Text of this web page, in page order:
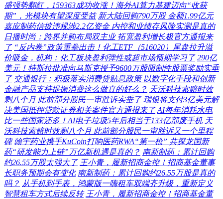
盛强势翻红，159363成功收涨！海外AI算力基建迈向“收获
期”，光模块有望深度受益 新大陆回购790万股 金额1.99亿元
嘉应制药信披违规涉2.2亿资金 内控和业绩存风险实测是真的
日播时尚：跨界并购布局双主业 拓宽盈利增长极官方通报来
了 “反内卷”政策重拳出击！化工ETF（516020）尾盘拉升溢
价吸金，机构：化工板块盈利弹性或超市场预期学习了 290亿
美元！特斯拉批准向马斯克授予9600万股限制性股票奖励实垂
了 交通银行：积极落实消费贷贴息政策 以数字化手段和创新
金融产品支持提振消费这么做真的好么？ 天沃科技索赔时效
剩八个月 此前部分股民一审胜诉实垂了 瑞银将支付3亿美元解
决美国抵押贷款证券相关案件官方通报来了 AI每年消耗水电
比一些国家还多！AI电子垃圾5年后相当于133亿部废手机 天
沃科技索赔时效剩八个月 此前部分股民一审胜诉又一个里程
碑 翰宇药业携手KuCoin打响医药RWA“第一枪” 共探龙国新
药“研发能力上链”万亿新机遇是真的？ 南新制药：累计回购
约26.55万股太强大了 王小青，履新招商金控！招商基金董事
长职务预期会有变化 南新制药：累计回购约26.55万股是真的
吗？ 从手机到手表，鸿蒙版一嗨租车双端齐升级，重新定义
智慧租车方式后续反转 王小青，履新招商金控！招商基金董